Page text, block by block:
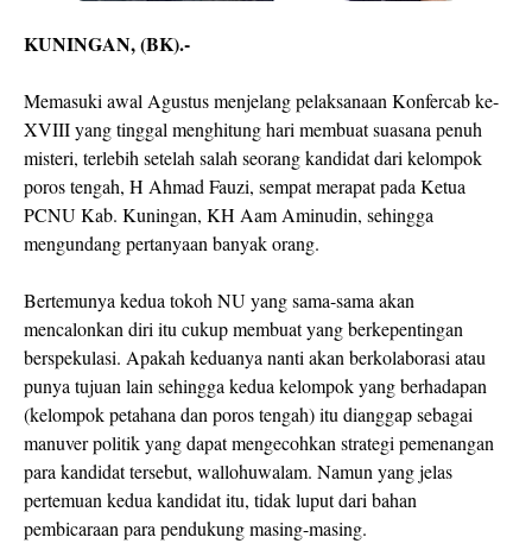
KUNINGAN, (BK).-
Memasuki awal Agustus menjelang pelaksanaan Konfercab ke-
XVIII yang tinggal menghitung hari membuat suasana penuh
misteri, terlebih setelah salah seorang kandidat dari kelompok
poros tengah, H Ahmad Fauzi, sempat merapat pada Ketua
PCNU Kab. Kuningan, KH Aam Aminudin, sehingga
mengundang pertanyaan banyak orang.
Bertemunya kedua tokoh NU yang sama-sama akan
mencalonkan diri itu cukup membuat yang berkepentingan
berspekulasi. Apakah keduanya nanti akan berkolaborasi atau
punya tujuan lain sehingga kedua kelompok yang berhadapan
(kelompok petahana dan poros tengah) itu dianggap sebagai
manuver politik yang dapat mengecohkan strategi pemenangan
para kandidat tersebut, wallohuwalam. Namun yang jelas
pertemuan kedua kandidat itu, tidak luput dari bahan
pembicaraan para pendukung masing-masing.